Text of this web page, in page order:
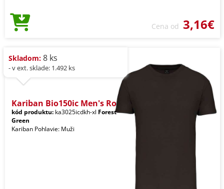
Cena od 3,16€
Skladom: 8 ks
- v ext. sklade: 1.492 ks
Kariban Bio150ic Men's Ro
kód produktu: ka3025icdkh-xl Forest
Green
Kariban Pohlavie: Muži